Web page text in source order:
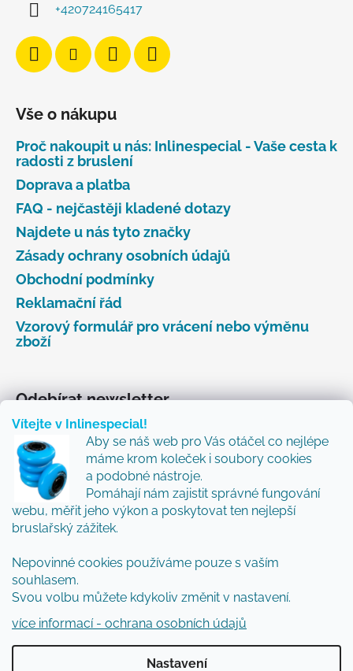
Vítejte v Inlinespecial!
Aby se náš web pro Vás otáčel co nejlépe
máme krom koleček i soubory cookies
a podobné nástroje.
Pomáhají nám zajistit správné fungování
webu, měřit jeho výkon a poskytovat ten nejlepší
bruslařský zážitek.
Nepovinné cookies používáme pouze s vaším
souhlasem.
Svou volbu můžete kdykoliv změnit v nastavení.
více informací - ochrana osobních údajů
Nastavení
+420724165417
Vše o nákupu
Proč nakoupit u nás: Inlinespecial - Vaše cesta k
radosti z bruslení
Doprava a platba
FAQ - nejčastěji kladené dotazy
Najdete u nás tyto značky
Zásady ochrany osobních údajů
Obchodní podmínky
Reklamační řád
Vzorový formulář pro vrácení nebo výměnu
zboží
Odebírat newsletter
Vložte svůj e-mail a my vám budeme zasílat informace
o nových produktech na našem e-shopu.
Přidejte se k nám a my Vám budeme zasílat ty nejlepší
novinky a tipy.
E-mail
Vložením e-mailu souhlasíte spodmínkami
ochrany osobních údajů
PŘIHLÁSIT SE